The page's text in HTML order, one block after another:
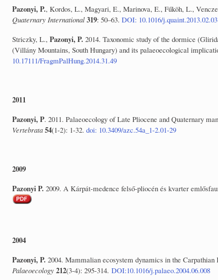
Pazonyi, P., Kordos, L., Magyari, E., Marinova, E., Fűköh, L.,
Quaternary International 319: 50–63. DOI: 10.1016/
Striczky, L., Pazonyi, P. 2014. Taxonomic study of the dormice
(Villány Mountains, South Hungary) and its palaeoecological
10.17111/FragmPalHung.2014.31.49
2011
Pazonyi, P. 2011. Palaeoecology of Late Pliocene and Quaternary
Vertebrata 54(1-2): 1-32. doi: 10.3409/azc.54a_1-2.01-29
2009
Pazonyi P. 2009. A Kárpát-medence felső-pliocén és kvarter
2004
Pazonyi, P. 2004. Mammalian ecosystem dynamics in the
Palaeoecology 212(3-4): 295-314. DOI:10.1016/j.palaeo.2004.06.008